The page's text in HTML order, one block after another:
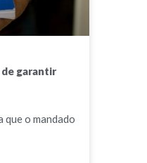
garantir
que o mandado